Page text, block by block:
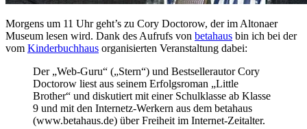
Morgens um 11 Uhr geht’s zu Cory Doctorow, der im Altonaer
Museum lesen wird. Dank des Aufrufs von betahaus bin ich bei der
vom Kinderbuchhaus organisierten Veranstaltung dabei:
Der „Web-Guru“ („Stern“) und Bestsellerautor Cory
Doctorow liest aus seinem Erfolgsroman „Little
Brother“ und diskutiert mit einer Schulklasse ab Klasse
9 und mit den Internetz-Werkern aus dem betahaus
(www.betahaus.de) über Freiheit im Internet-Zeitalter.